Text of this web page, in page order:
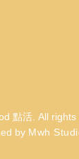
點活. All rights
by Mwh